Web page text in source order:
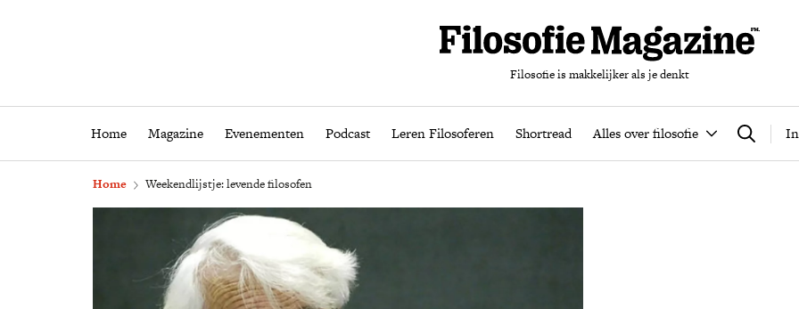
Filosofie is makkelijker als je denkt
Home Magazine Evenementen Podcast Leren Filosoferen Shortread Alles over filosofie Zoeken
Home Magazine Evenementen Podcast Leren Filosoferen Shortread Alles over
Home Weekendlijstje: levende filosofen